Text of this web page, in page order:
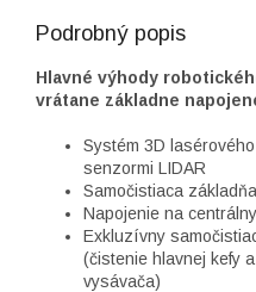
Podrobný popis
Hlavné výhody
vrátane základne
Systém 3D
senzormi LIDAR
Samočistiaca
Napojenie na
Exkluzívny
(čistenie hlavnej kefy
vysávača)